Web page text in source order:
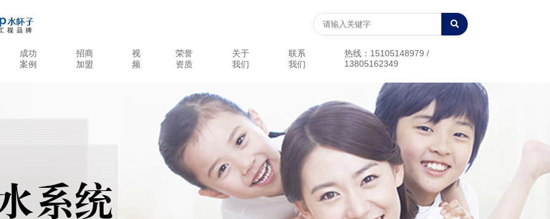
成功
案例
招商
加盟
视
频
荣誉
资质
关于
我们
联系
我们
热线：15105148979 /
13805162349